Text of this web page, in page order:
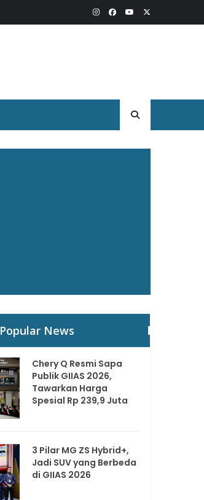
Popular News
Chery Q Resmi Sapa
Publik GIIAS 2026,
Tawarkan Harga
Spesial Rp 239,9 Juta
3 Pilar MG ZS Hybrid+,
Jadi SUV yang Berbeda
di GIIAS 2026